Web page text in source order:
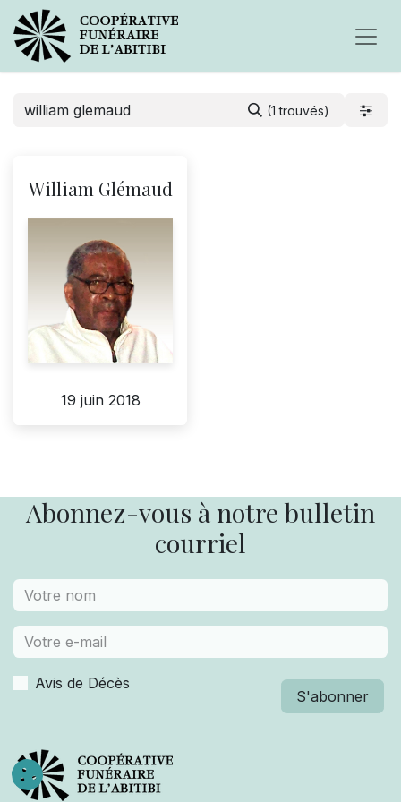
(1 trouvés)
William Glémaud
19 juin 2018
Abonnez-vous à notre bulletin
courriel
Avis de Décès
S'abonner